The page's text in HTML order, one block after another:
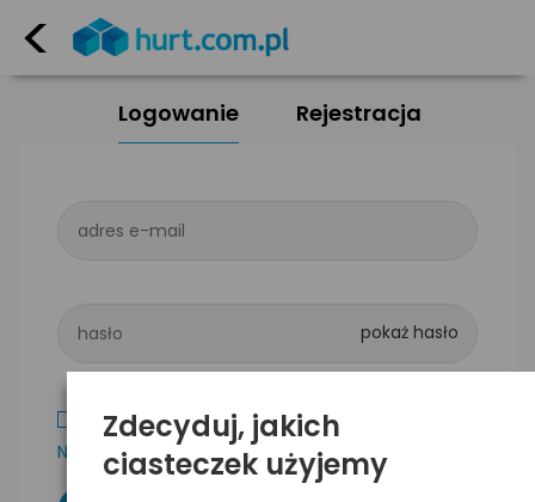
<
Logowanie Rejestracja
adres e-mail
hasło
Zapamiętaj mnie
Nie pamiętam hasła
Zdecyduj, jakich
ciasteczek użyjemy